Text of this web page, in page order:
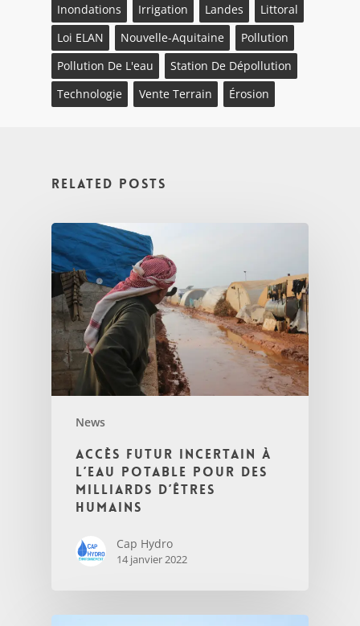
Inondations
Irrigation Landes
Littoral
Loi ELAN
Nouvelle-Aquitaine
Pollution
Pollution De L'eau
Station De Dépollution
Technologie
Vente Terrain Érosion
Related Posts
News
Accès futur incertain à
l’eau potable pour des
milliards d’êtres
humains
Cap Hydro
14 janvier 2022